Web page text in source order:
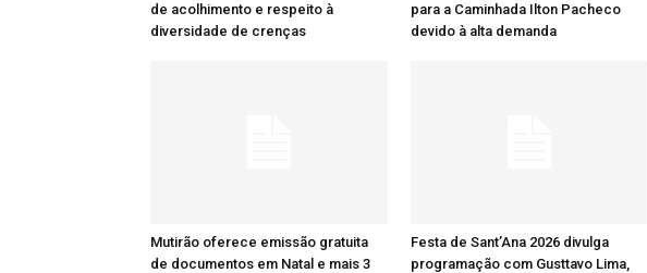
de acolhimento e respeito à
diversidade de crenças
para a Caminhada Ilton Pacheco
devido à alta demanda
Mutirão oferece emissão gratuita
de documentos em Natal e mais 3
Festa de Sant’Ana 2026 divulga
programação com Gusttavo Lima,